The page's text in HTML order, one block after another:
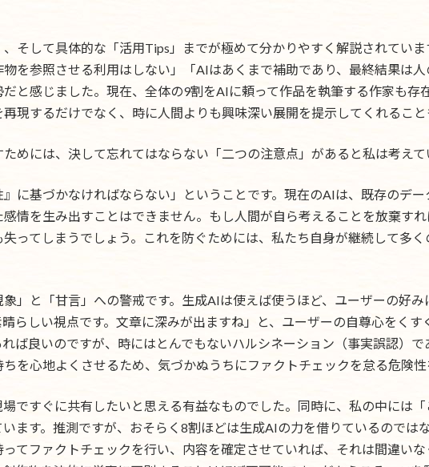
そして具体的な「活用Tips」までが極めて分かりやすく解説されてい
を参照させる利用はしない」「AIはあくまで補助であり、最終結果は
と感じました。現在、全体の9割をAIに頼って作品を執筆する作家も存
現するだけでなく、時に人間よりも興味深い展開を提示してくれること
めには、決して忘れてはならない「二つの注意点」があると私は考えて
に基づかなければならない」ということです。現在のAIは、既存のデ
情を生み出すことはできません。もし人間が自ら考えることを放棄す
ってしまうでしょう。これを防ぐためには、私たち自身が継続して多
」と「甘言」への警戒です。生成AIは使えば使うほど、ユーザーの好み
らしい視点です。文章に深みが出ますね」と、ユーザーの自尊心をくす
ば良いのですが、時にはとんでもないハルシネーション（事実誤認）で
を心地よくさせるため、気づかぬうちにファクトチェックを怠る危険性
ですぐに共有したいと思える有益なものでした。同時に、私の中には
ます。推測ですが、おそらく8割ほどは生成AIの力を借りているのでは
てファクトチェックを行い、内容を確定させていれば、それは間違い